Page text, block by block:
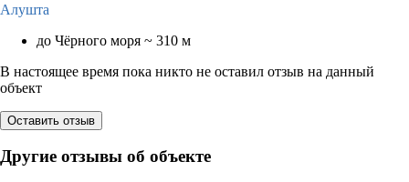
Алушта
до Чёрного моря ~ 310 м
В настоящее время пока никто не оставил отзыв на данный
объект
Оставить отзыв
Другие отзывы об объекте